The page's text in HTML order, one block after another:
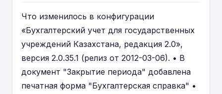
Что изменилось в конфигурации
«Бухгалтерский учет для государственных
учреждений Казахстана, редакция 2.0»,
версия 2.0.35.1 (релиз от 2012-03-06). • В
документ "Закрытие периода" добавлена
печатная форма "Бухгалтерская справка" •